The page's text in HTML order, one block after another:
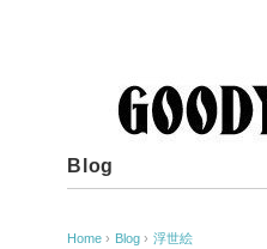
Blog
Home › Blog › 浮世絵